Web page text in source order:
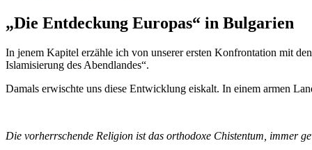
„Die Entdeckung Europas“ in Bulgarien
In jenem Kapitel erzähle ich von unserer ersten Konfrontation mit
Islamisierung des Abendlandes“.
Damals erwischte uns diese Entwicklung eiskalt. In einem armen
Die vorherrschende Religion ist das orthodoxe Chistentum, immer